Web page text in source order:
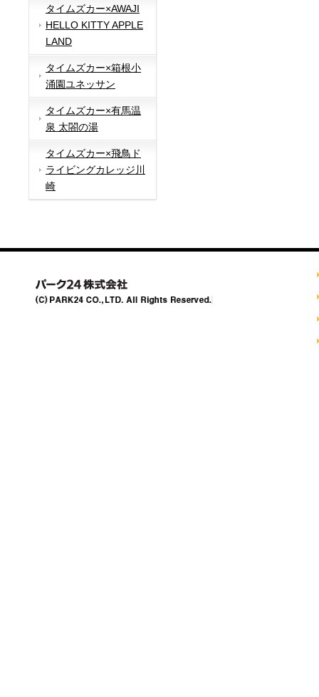
タイムズカー×AWAJI
HELLO KITTY APPLE
LAND
タイムズカー×箱根小
涌園ユネッサン
タイムズカー×有馬温
泉 太閤の湯
タイムズカー×飛鳥ド
ライビングカレッジ川
崎